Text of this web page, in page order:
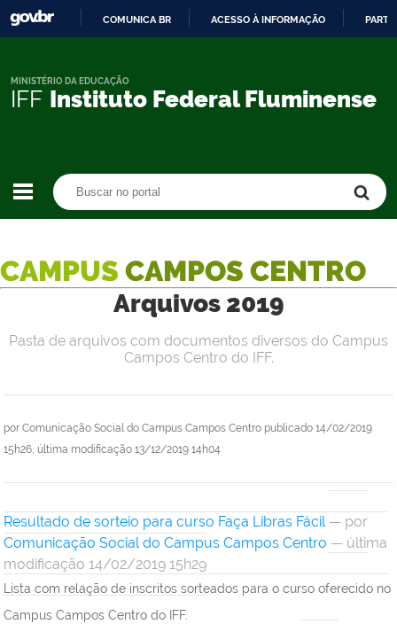
CONTEÚDO
COMUNICA BR ACESSO À INFORMAÇÃO
IFF Instituto Federal Fluminense
MINISTÉRIO DA EDUCAÇÃO
CAMPUS CAMPOS CENTRO
Arquivos 2019
por Comunicação Social do Campus Campos Centro publicado 14/02/2019
15h26, última modificação 13/12/2019 14h04
Pasta de arquivos com documentos diversos do Campus
Campos Centro do IFF.
Resultado de sorteio para curso Faça Libras Fácil — por
Comunicação Social do Campus Campos Centro — última
modificação 14/02/2019 15h29
Lista com relação de inscritos sorteados para o curso oferecido no
Campus Campos Centro do IFF.